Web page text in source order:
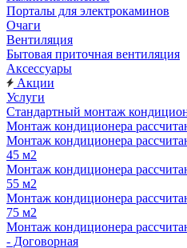
Порталы для электрокаминов
Очаги
Вентиляция
Бытовая приточная вентиляция
Аксессуары
Акции
Услуги
Стандартный монтаж
Монтаж кондиционера
Монтаж кондиционера
45 м2
Монтаж кондиционера
55 м2
Монтаж кондиционера
75 м2
Монтаж кондиционера
- Договорная